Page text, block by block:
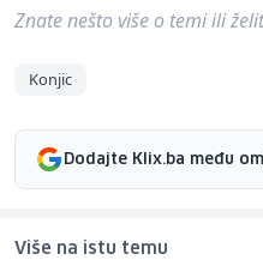
Znate nešto više o temi ili
Konjic
Dodajte Klix.ba među
Više na istu temu